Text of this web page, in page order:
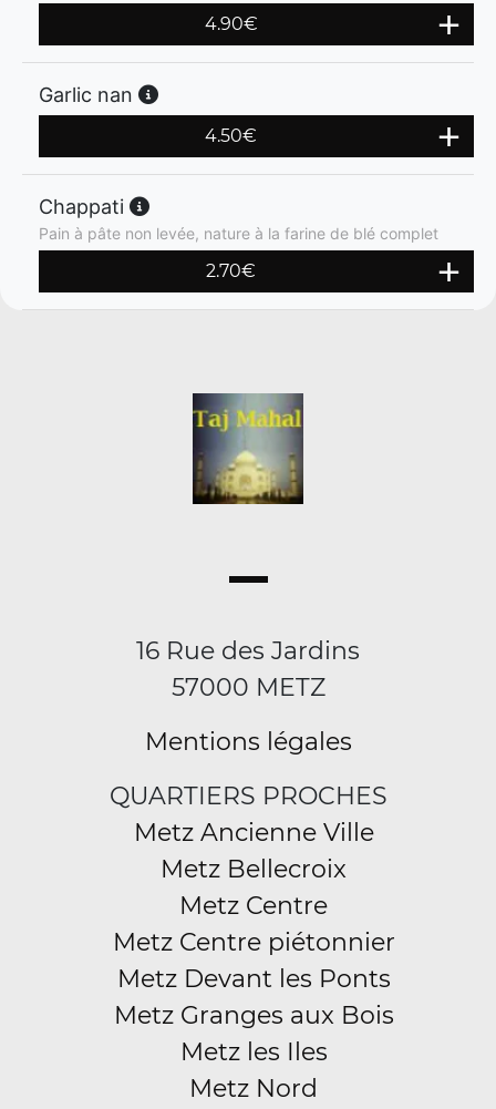
4.90€
Garlic nan
4.50€
Chappati
Pain à pâte non levée, nature à la farine de blé complet
2.70€
16 Rue des Jardins
57000 METZ
Mentions légales
QUARTIERS PROCHES
Metz Ancienne Ville
Metz Bellecroix
Metz Centre
Metz Centre piétonnier
Metz Devant les Ponts
Metz Granges aux Bois
Metz les Iles
Metz Nord